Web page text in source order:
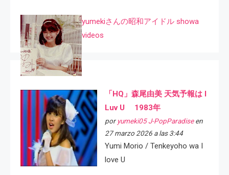
yumekiさんの昭和アイドル showa
videos
「HQ」森尾由美 天気予報は I
Luv U 1983年
por yumeki05 J-PopParadiseen
27 marzo 2026 a las 3:44
Yumi Morio / Tenkeyoho wa I
love U